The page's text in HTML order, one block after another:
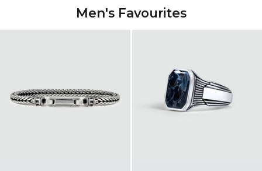
Men's Favourites